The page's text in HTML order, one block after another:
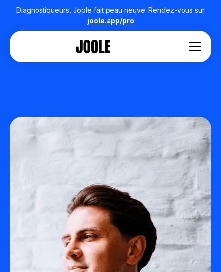
Diagnostiqueurs, Joole fait peau neuve. Rendez-vous sur
joole.app/pro